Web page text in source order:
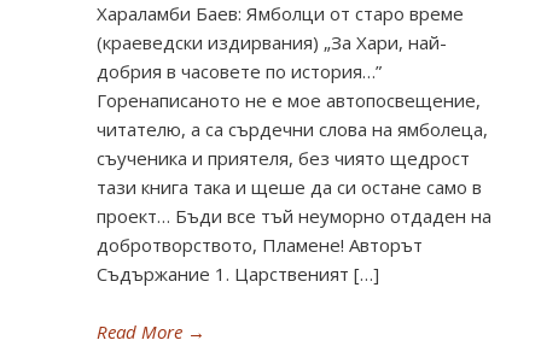
Хараламби Баев: Ямболци от старо време
(краеведски издирвания) „За Хари, най-
добрия в часовете по история…”
Горенаписаното не е мое автопосвещение,
читателю, а са сърдечни слова на ямболеца,
съученика и приятеля, без чиято щедрост
тази книга така и щеше да си остане само в
проект… Бъди все тъй неуморно отдаден на
добротворството, Пламене! Авторът
Съдържание 1. Царственият […]
Read More →